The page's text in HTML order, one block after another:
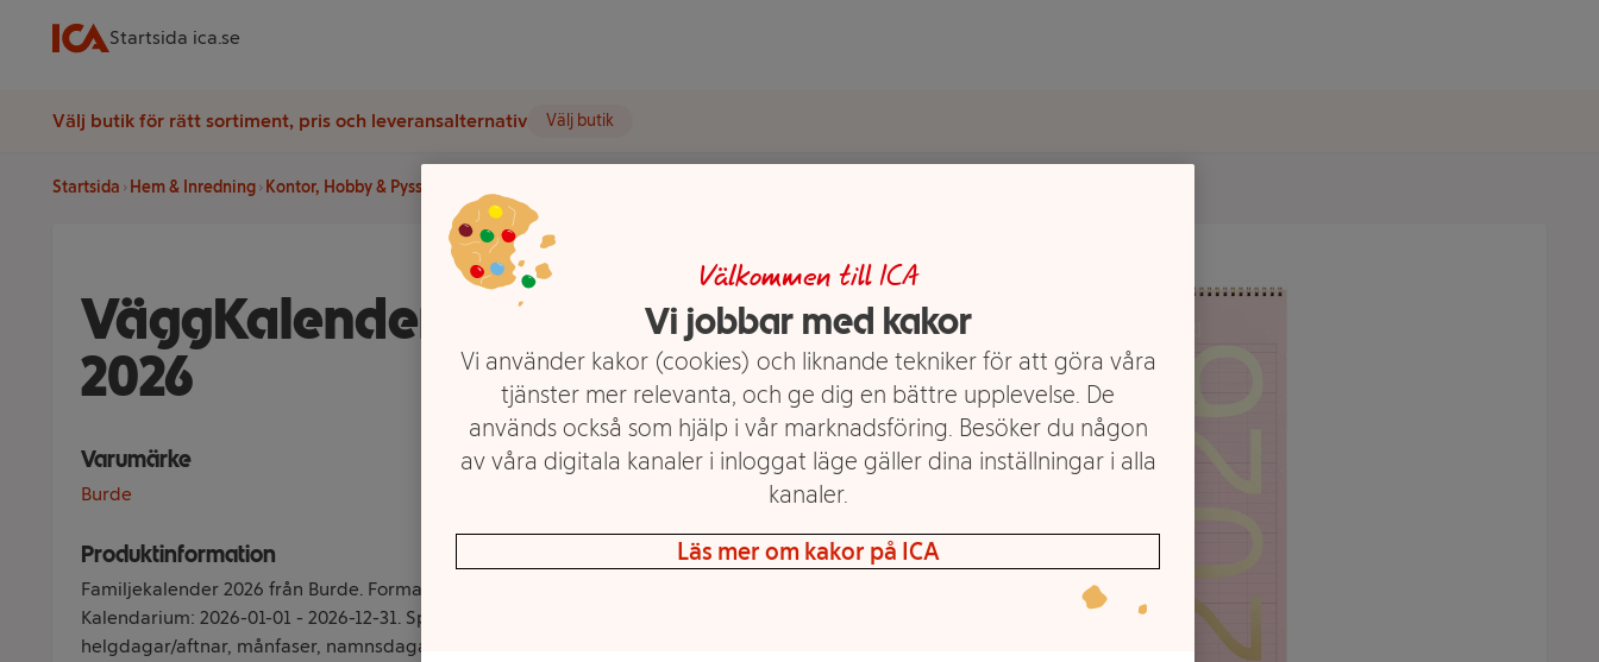
Startsida ica.se
Välj butik för rätt sortiment, pris och leveransalternativ Välj butik
Startsida Hem & Inredning Kontor, Hobby & Pyssel
VäggKalender Familj Color
2026
Varumärke
Burde
Produktinformation
Familjekalender 2026 från Burde. Format: 250x410 mm. Layout: Månad/blad.
Kalendarium: 2026-01-01 - 2026-12-31. Spiralbunden. Innehåll: Flaggdagar,
helgdagar/aftnar, månfaser, namnsdagar, temadagar/händelser, årsöversikt/
Välkommen till ICA
Vi jobbar med kakor
Vi använder kakor (cookies) och liknande tekniker för att göra våra
tjänster mer relevanta, och ge dig en bättre upplevelse. De
används också som hjälp i vår marknadsföring. Besöker du någon
av våra digitala kanaler i inloggat läge gäller dina inställningar i alla
kanaler.
Läs mer om kakor på ICA